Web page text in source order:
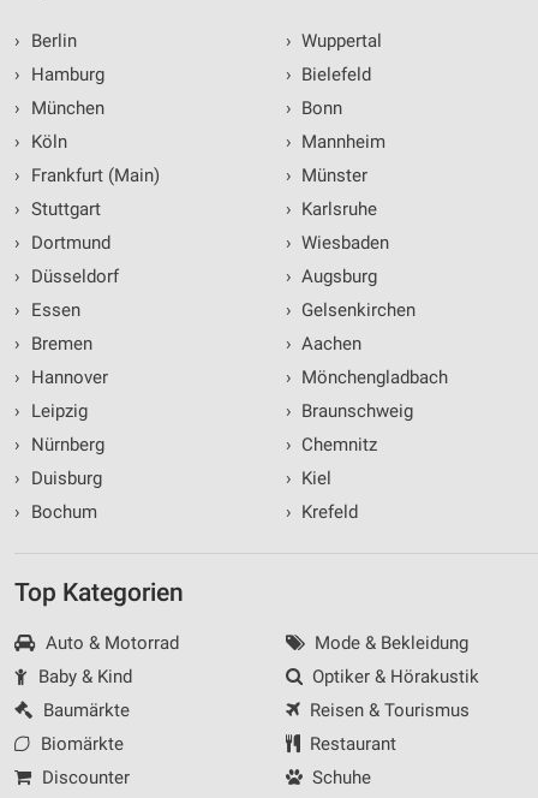
›
Berlin
›
Hamburg
›
München
›
Köln
›
Frankfurt (Main)
› Stuttgart
›
Dortmund
›
Düsseldorf
›
Essen
›
Bremen
›
Hannover
›
Leipzig
›
Nürnberg
›
Duisburg
›
Bochum
› Wuppertal
› Bielefeld
› Bonn
› Mannheim
› Münster
› Karlsruhe
› Wiesbaden
› Augsburg
› Gelsenkirchen
› Aachen
› Mönchengladbach
› Braunschweig
› Chemnitz
› Kiel
› Krefeld
Top Kategorien
Auto & Motorrad
Baby & Kind
Baumärkte
Biomärkte
Discounter
Mode & Bekleidung
Optiker & Hörakustik
Reisen & Tourismus
Restaurant
Schuhe